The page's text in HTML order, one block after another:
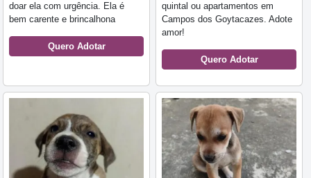
doar ela com urgência. Ela é
bem carente e brincalhona
Quero Adotar
quintal ou apartamentos em
Campos dos Goytacazes. Adote
amor!
Quero Adotar